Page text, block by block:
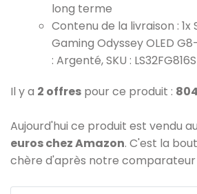
long terme
Contenu de la livraison : 1x
Gaming Odyssey OLED
: Argenté, SKU :
Il y a 2 offres pour ce produit :
Aujourd'hui ce produit est vendu
euros chez Amazon. C'est la
chère d'après notre comparateur